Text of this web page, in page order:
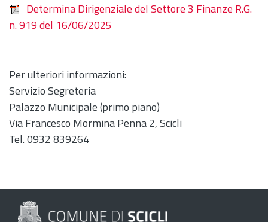
Determina Dirigenziale del Settore 3 Finanze R.G.
n. 919 del 16/06/2025
Per ulteriori informazioni:
Servizio Segreteria
Palazzo Municipale (primo piano)
Via Francesco Mormina Penna 2, Scicli
Tel. 0932 839264